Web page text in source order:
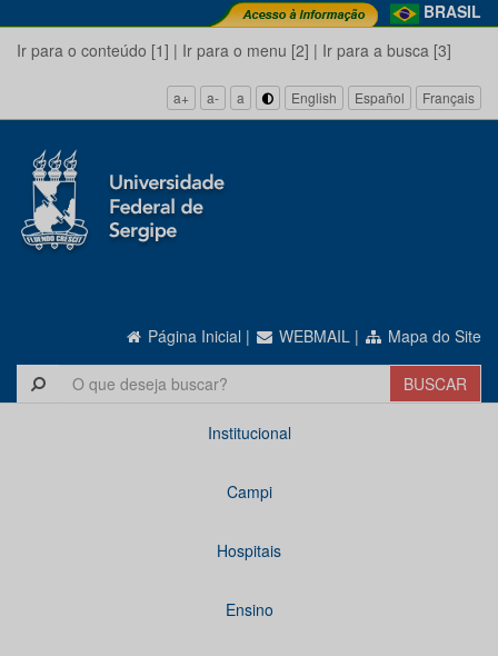
BRASIL
Ir para o conteúdo [1] | Ir para o menu [2] | Ir para a busca [3]
a+ a- a English Español Français
Página Inicial | WEBMAIL | Mapa do Site
Institucional
Campi
Hospitais
Ensino